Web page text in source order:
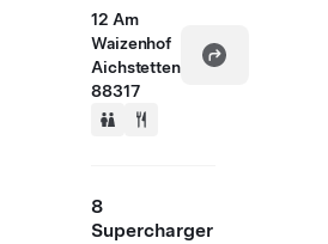
12 Am
Waizenhof
Aichstetten
88317
8
Supercharger